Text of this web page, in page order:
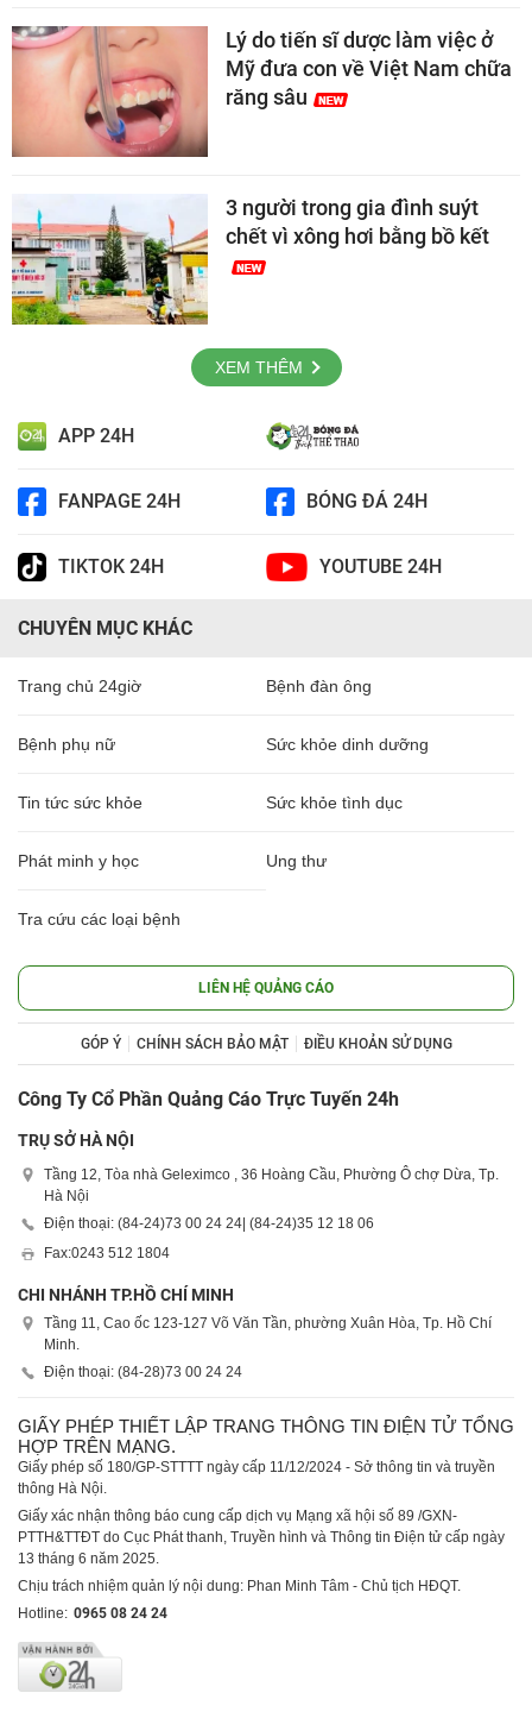
Lý do tiến sĩ dược làm việc ở
Mỹ đưa con về Việt Nam chữa
răng sâu
3 người trong gia đình suýt
chết vì xông hơi bằng bồ kết
XEM THÊM
APP 24H
FANPAGE 24H BÓNG ĐÁ 24H
TIKTOK 24H YOUTUBE 24H
CHUYÊN MỤC KHÁC
Trang chủ 24giờ Bệnh đàn ông
Bệnh phụ nữ Sức khỏe dinh dưỡng
Tin tức sức khỏe Sức khỏe tình dục
Phát minh y học Ung thư
Tra cứu các loại bệnh
LIÊN HỆ QUẢNG CÁO
GÓP Ý CHÍNH SÁCH BẢO MẬT ĐIỀU KHOẢN SỬ DỤNG
Công Ty Cổ Phần Quảng Cáo Trực Tuyến 24h
TRỤ SỞ HÀ NỘI
Tầng 12, Tòa nhà Geleximco , 36 Hoàng Cầu, Phường Ô chợ Dừa, Tp.
Hà Nội
Điện thoại: (84-24)73 00 24 24| (84-24)35 12 18 06
Fax:0243 512 1804
CHI NHÁNH TP.HỒ CHÍ MINH
Tầng 11, Cao ốc 123-127 Võ Văn Tần, phường Xuân Hòa, Tp. Hồ Chí
Minh.
Điện thoại: (84-28)73 00 24 24
GIẤY PHÉP THIẾT LẬP TRANG THÔNG TIN ĐIỆN TỬ TỔNG
HỢP TRÊN MẠNG.
Giấy phép số 180/GP-STTTT ngày cấp 11/12/2024 - Sở thông tin và truyền
thông Hà Nội.
Giấy xác nhận thông báo cung cấp dịch vụ Mạng xã hội số 89 /GXN-
PTTH&TTĐT do Cục Phát thanh, Truyền hình và Thông tin Điện tử cấp ngày
13 tháng 6 năm 2025.
Chịu trách nhiệm quản lý nội dung: Phan Minh Tâm - Chủ tịch HĐQT.
Hotline: 0965 08 24 24